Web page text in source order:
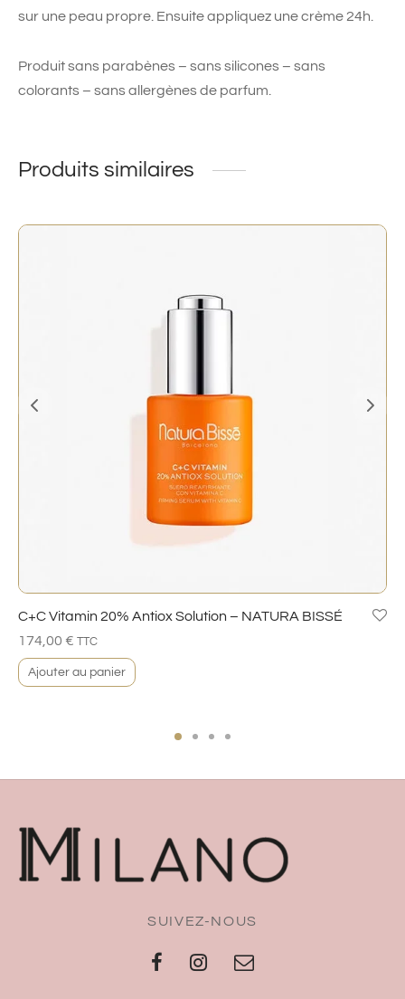
sur une peau propre. Ensuite appliquez une crème 24h.
Produit sans parabènes – sans silicones – sans
colorants – sans allergènes de parfum.
Produits similaires
C+C Vitamin 20% Antiox Solution – NATURA BISSÉ
174,00 € TTC
Ajouter au panier
SUIVEZ-NOUS